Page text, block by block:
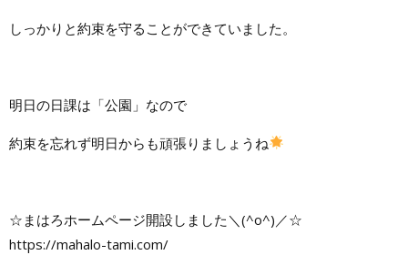
しっかりと約束を守ることができていました。
明日の日課は「公園」なので
約束を忘れず明日からも頑張りましょうね
☆まはろホームページ開設しました＼(^o^)／☆
https://mahalo-tami.com/